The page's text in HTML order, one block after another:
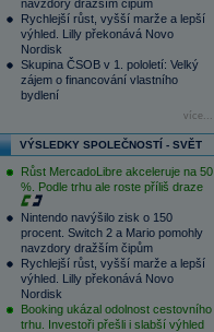
navzdory dražším čipům
Rychlejší růst, vyšší marže a lepší
výhled. Lilly překonává Novo
Nordisk
Skupina ČSOB v 1. pololetí: Velký
zájem o financování vlastního
bydlení
více...
VÝSLEDKY SPOLEČNOSTÍ - SVĚT
Růst MercadoLibre akceleruje na 50
%. Podle trhu ale roste příliš draze
Nintendo navýšilo zisk o 150
procent. Switch 2 a Mario pomohly
navzdory dražším čipům
Rychlejší růst, vyšší marže a lepší
výhled. Lilly překonává Novo
Nordisk
Booking ukázal odolnost cestovního
trhu. Investoři přešli i slabší výhled